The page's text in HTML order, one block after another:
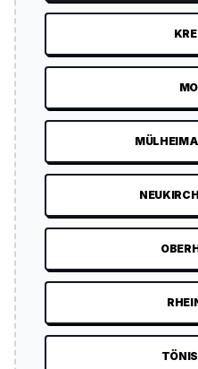
MÜLHEIM